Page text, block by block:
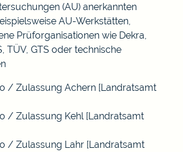
(AU) anerkannten
AU-Werkstätten,
Prüforganisationen wie Dekra,
TÜV, GTS oder technische
/ Zulassung Achern [Landratsamt
/ Zulassung Kehl [Landratsamt
/ Zulassung Lahr [Landratsamt